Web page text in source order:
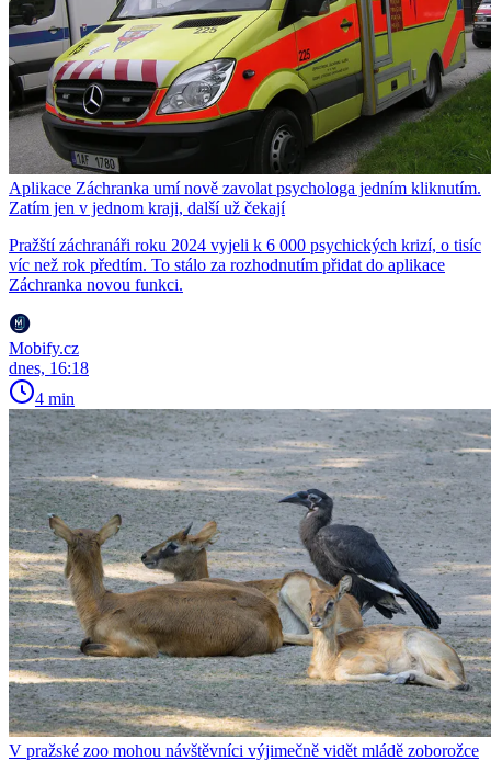
Aplikace Záchranka umí nově zavolat psychologa jedním kliknutím.
Zatím jen v jednom kraji, další už čekají
Pražští záchranáři roku 2024 vyjeli k 6 000 psychických krizí, o tisíc
víc než rok předtím. To stálo za rozhodnutím přidat do aplikace
Záchranka novou funkci.
Mobify.cz
dnes, 16:18
4 min
V pražské zoo mohou návštěvníci výjimečně vidět mládě zoborožce